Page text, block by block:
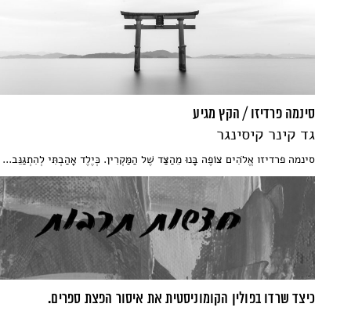
סינמה פרדיזו / הקץ מגיע
גד קינר קיסינגר
סינמה פרדיזו אֱלֹהִים צוֹפֶה בָּנוּ מֵהַצַּד שֶׁל הַמַּקְרִין. כְּיֶלֶד אָהַבְתִּי לְהִתְגַּנֵּב...
כיצד שרדו בפולין הקומוניסטית את איסור הפצת ספרים.